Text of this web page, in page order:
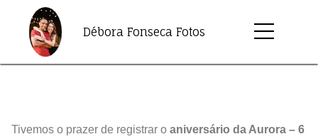
Débora Fonseca Fotos
Tivemos o prazer de registrar o aniversário da Aurora – 6